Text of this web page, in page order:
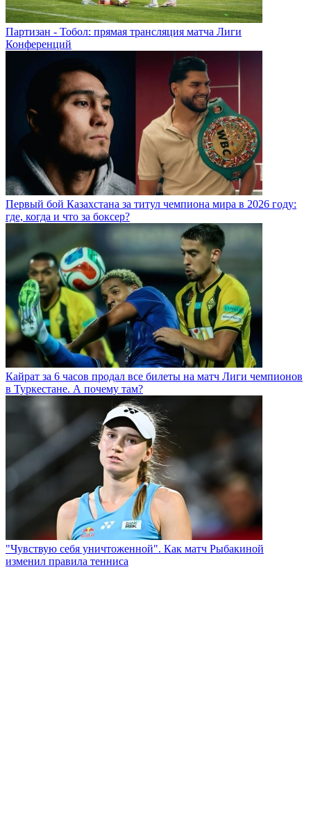
Партизан - Тобол: прямая трансляция матча Лиги
Конференций
Первый бой Казахстана за титул чемпиона мира в 2026 году:
где, когда и что за боксер?
Кайрат за 6 часов продал все билеты на матч Лиги чемпионов
в Туркестане. А почему там?
"Чувствую себя уничтоженной". Как матч Рыбакиной
изменил правила тенниса